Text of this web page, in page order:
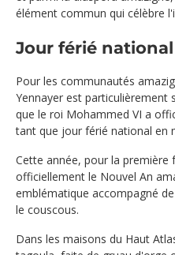
élément commun qui célèbre
Jour férié
Pour les communautés
Yennayer est particulièrement
que le roi Mohammed VI a
tant que jour férié national en
Cette année, pour la première
officiellement le Nouvel An
emblématique accompagné
le couscous.
Dans les maisons du Haut